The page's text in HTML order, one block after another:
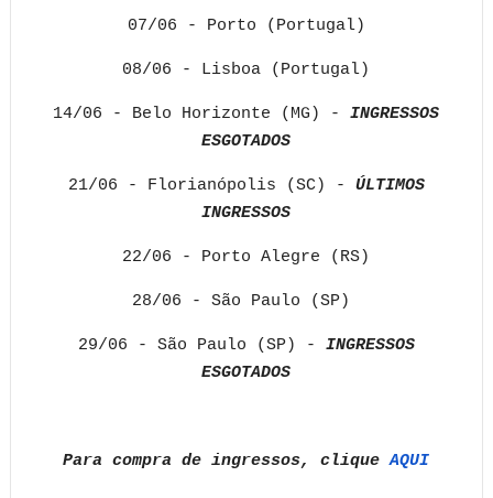
07/06 - Porto (Portugal)
08/06 - Lisboa (Portugal)
14/06 - Belo Horizonte (MG) -INGRESSOS
ESGOTADOS
21/06 - Florianópolis (SC) - ÚLTIMOS
INGRESSOS
22/06 - Porto Alegre (RS)
28/06 - São Paulo (SP)
29/06 - São Paulo (SP) - INGRESSOS
ESGOTADOS
Para compra de ingressos, cliqueAQUI